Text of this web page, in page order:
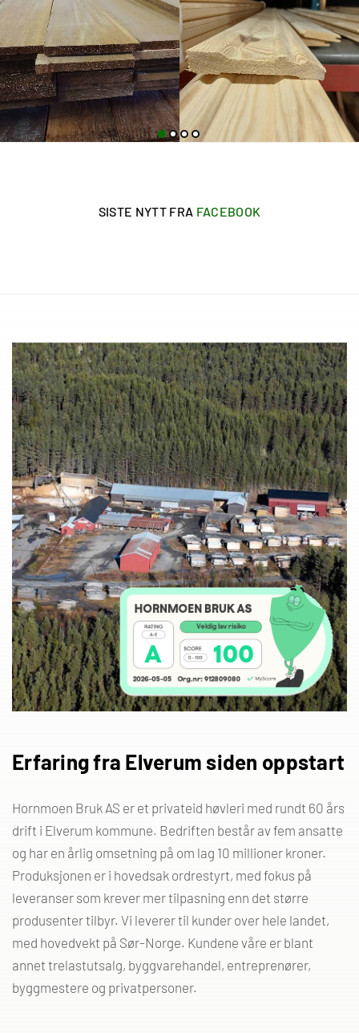
SISTE NYTT FRA FACEBOOK
Erfaring fra Elverum siden oppstart
Hornmoen Bruk AS er et privateid høvleri med rundt 60 års
drift i Elverum kommune. Bedriften består av fem ansatte
og har en årlig omsetning på om lag 10 millioner kroner.
Produksjonen er i hovedsak ordrestyrt, med fokus på
leveranser som krever mer tilpasning enn det større
produsenter tilbyr. Vi leverer til kunder over hele landet,
med hovedvekt på Sør-Norge. Kundene våre er blant
annet trelastutsalg, byggvarehandel, entreprenører,
byggmestere og privatpersoner.